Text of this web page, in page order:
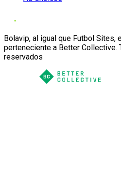
Bolavip, al igual que Futbol Sites,
perteneciente a Better Collective.
reservados